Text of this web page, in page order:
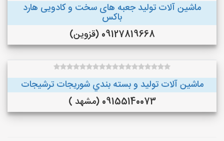
ماشین آلات تولید جعبه های سخت و کادویی هارد
باکس
09127819668 (قزوین)
ماشین آلات توليد و بسته بندي شوريجات ترشيجات
09155140073 (مشهد )